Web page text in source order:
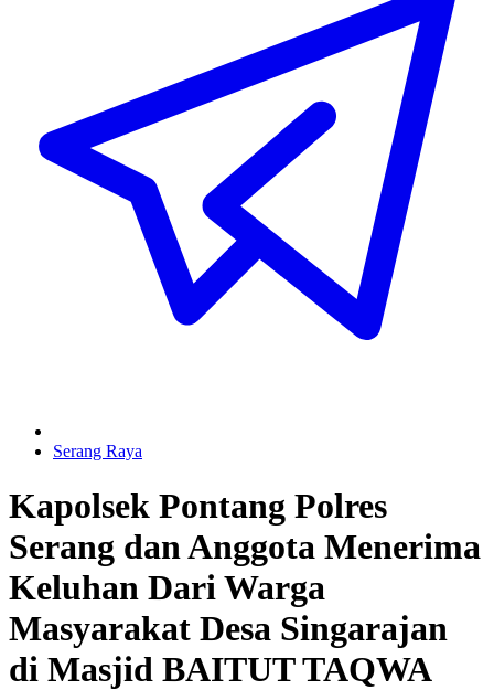
Serang Raya
Kapolsek Pontang Polres
Serang dan Anggota Menerima
Keluhan Dari Warga
Masyarakat Desa Singarajan
di Masjid BAITUT TAQWA